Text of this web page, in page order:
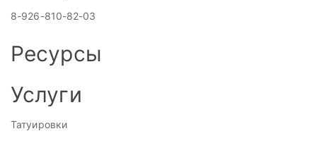
8-926-810-82-03
Ресурсы
Услуги
Татуировки